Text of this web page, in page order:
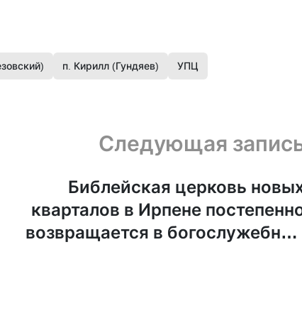
п. Кирилл (Гундяев) УПЦ
Следующая
Библейская церковь
кварталов в Ирпене
возвращается в богослужебный